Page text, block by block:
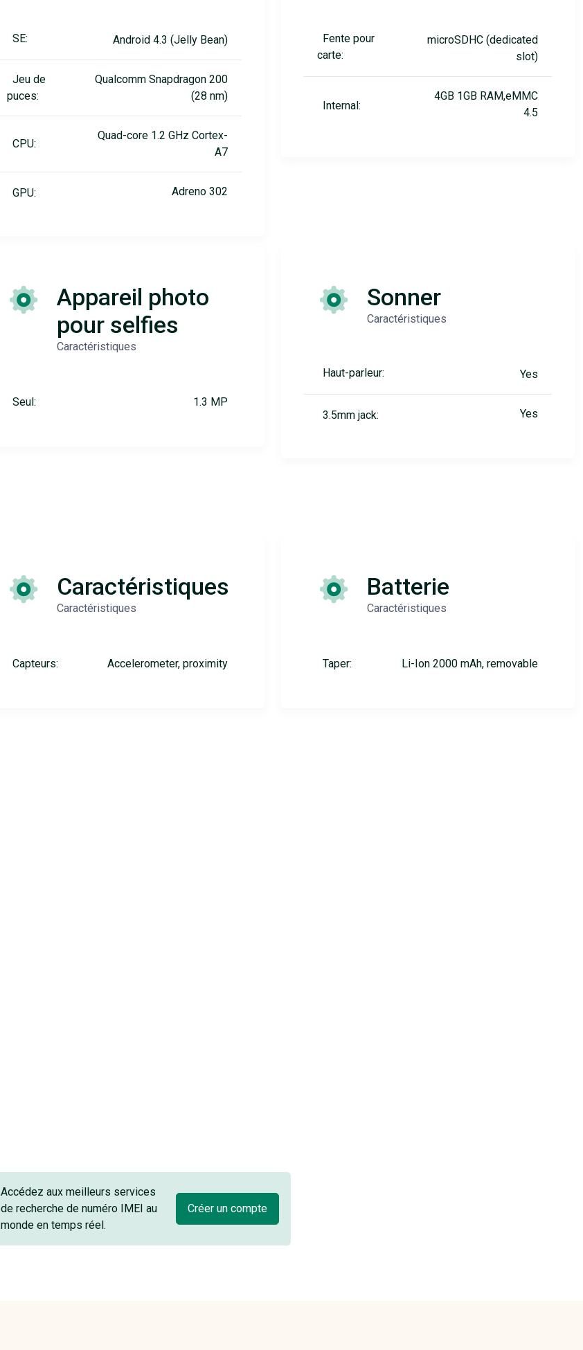
SE: Android 4.3 (Jelly Bean)
Jeu de
puces:
Qualcomm Snapdragon 200
(28 nm)
CPU:
Quad-core 1.2 GHz Cortex-
A7
GPU: Adreno 302
Fente pour
carte:
microSDHC (dedicated
slot)
Internal:
4GB 1GB RAM,eMMC
4.5
Appareil photo
pour selfies
Caractéristiques
Seul: 1.3 MP
Sonner
Caractéristiques
Haut-parleur: Yes
3.5mm jack: Yes
Caractéristiques
Caractéristiques
Capteurs: Accelerometer, proximity
Batterie
Caractéristiques
Taper: Li-Ion 2000 mAh, removable
Accédez aux meilleurs services
de recherche de numéro IMEI au
monde en temps réel.
Créer un compte